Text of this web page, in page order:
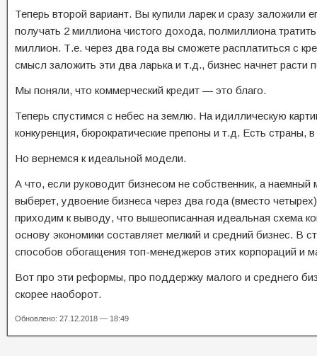
Теперь второй вариант. Вы купили ларек и сразу заложили
получать 2 миллиона чистого дохода, полмиллиона
миллион. Т.е. через два года вы сможете расплатиться с
смысл заложить эти два ларька и т.д., бизнес начнет расти
Мы поняли, что коммерческий кредит — это благо.
Теперь спустимся с небес на землю. На идиллическую
конкуренция, бюрократические препоны и т.д. Есть страны,
Но вернемся к идеальной модели.
А что, если руководит бизнесом не собственник, а
выберет, удвоение бизнеса через два года (вместо
приходим к выводу, что вышеописанная идеальная схема
основу экономики составляет мелкий и средний бизнес. В
способов обогащения топ-менеджеров этих корпораций и
Вот про эти реформы, про поддержку малого и среднего
скорее наоборот.
Обновлено: 27.12.2018 — 18:49